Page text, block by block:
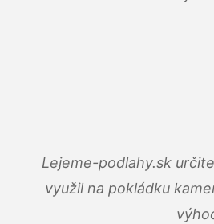
Lejeme-podlahy.sk
využil na pokládku